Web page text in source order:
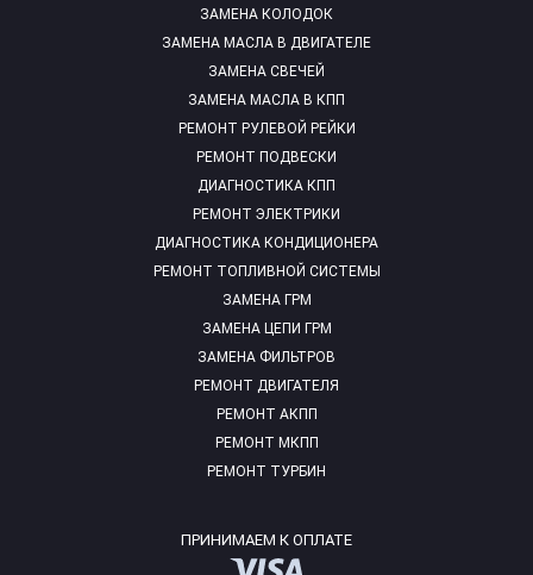
ЗАМЕНА КОЛОДОК
ЗАМЕНА МАСЛА В ДВИГАТЕЛЕ
ЗАМЕНА СВЕЧЕЙ
ЗАМЕНА МАСЛА В КПП
РЕМОНТ РУЛЕВОЙ РЕЙКИ
РЕМОНТ ПОДВЕСКИ
ДИАГНОСТИКА КПП
РЕМОНТ ЭЛЕКТРИКИ
ДИАГНОСТИКА КОНДИЦИОНЕРА
РЕМОНТ ТОПЛИВНОЙ СИСТЕМЫ
ЗАМЕНА ГРМ
ЗАМЕНА ЦЕПИ ГРМ
ЗАМЕНА ФИЛЬТРОВ
РЕМОНТ ДВИГАТЕЛЯ
РЕМОНТ АКПП
РЕМОНТ МКПП
РЕМОНТ ТУРБИН
ПРИНИМАЕМ К ОПЛАТЕ